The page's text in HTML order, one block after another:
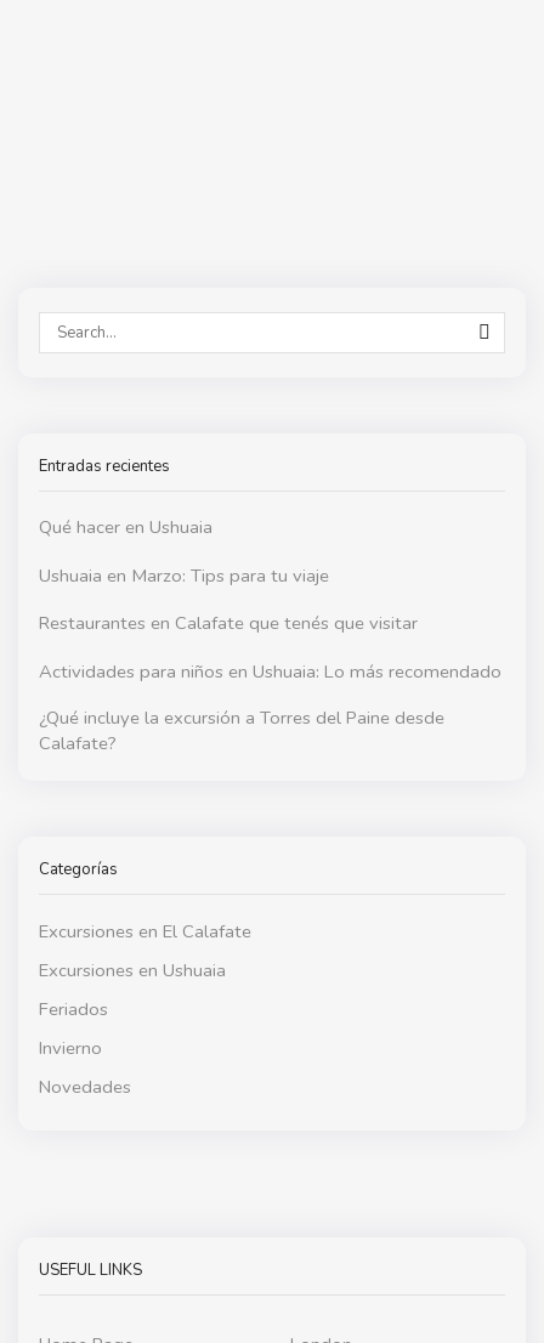
Entradas recientes
Qué hacer en Ushuaia
Ushuaia en Marzo: Tips para tu viaje
Restaurantes en Calafate que tenés que visitar
Actividades para niños en Ushuaia: Lo más recomendado
¿Qué incluye la excursión a Torres del Paine desde
Calafate?
Categorías
Excursiones en El Calafate
Excursiones en Ushuaia
Feriados
Invierno
Novedades
USEFUL LINKS